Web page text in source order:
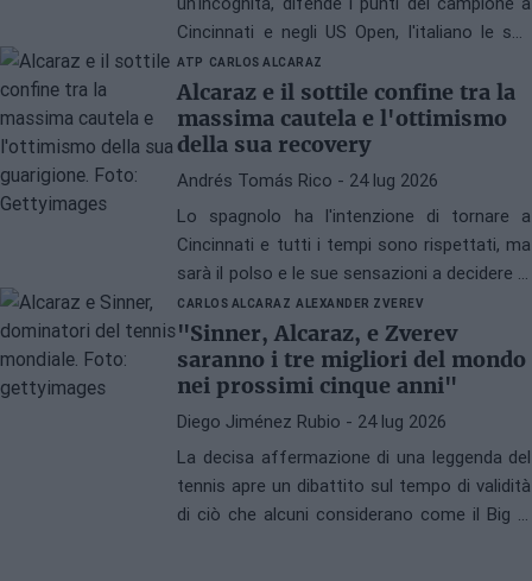
Cincinnati e negli US Open, l'italiano le sue
due finali e lo statunitense il successo in
Canada.
ATP CARLOS ALCARAZ
Alcaraz e il sottile confine tra la
massima cautela e l'ottimismo
della sua recovery
Andrés Tomás Rico - 24 lug 2026
Lo spagnolo ha l'intenzione di tornare a
Cincinnati e tutti i tempi sono rispettati, ma
sarà il polso e le sue sensazioni a decidere la
data esatta del suo ritorno, anche se ciò
significherà perdere più tornei.
CARLOS ALCARAZ ALEXANDER ZVEREV
"Sinner, Alcaraz, e Zverev
saranno i tre migliori del mondo
nei prossimi cinque anni"
Diego Jiménez Rubio - 24 lug 2026
La decisa affermazione di una leggenda del
tennis apre un dibattito sul tempo di validità
di ciò che alcuni considerano come il Big 3,